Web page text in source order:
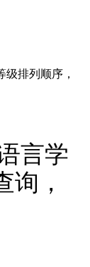
排列顺序，
言学
，